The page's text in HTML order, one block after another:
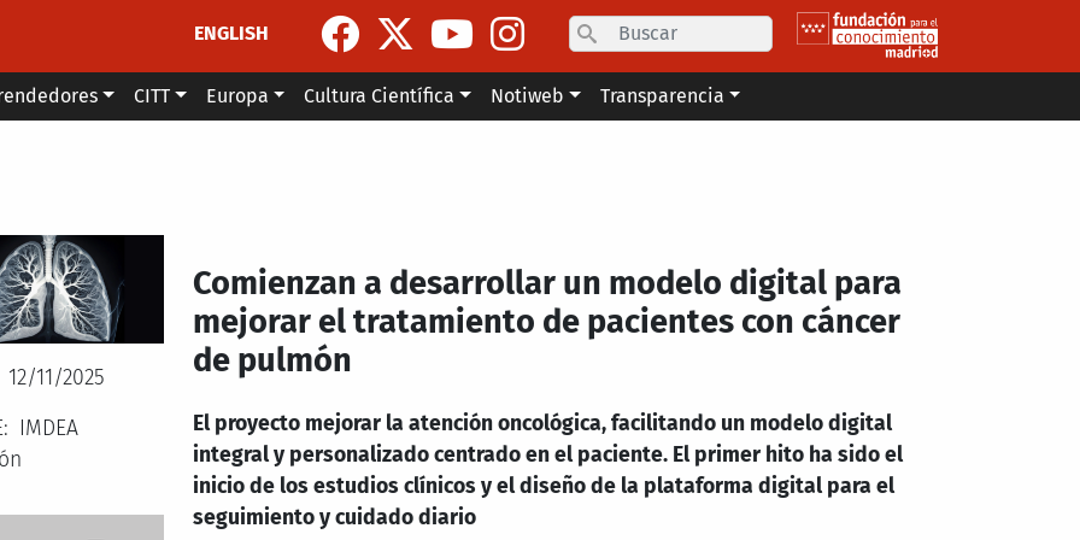
ENGLISH
Search
CITT Europa Cultura Científica Notiweb Transparencia
12/11/2025
IMDEA
Comienzan a desarrollar un modelo digital para
mejorar el tratamiento de pacientes con cáncer
de pulmón
El proyecto mejorar la atención oncológica, facilitando un modelo digital
integral y personalizado centrado en el paciente. El primer hito ha sido el
inicio de los estudios clínicos y el diseño de la plataforma digital para el
seguimiento y cuidado diario